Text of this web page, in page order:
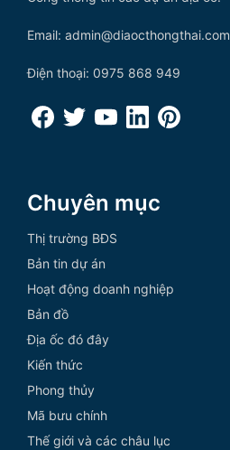
Email: admin@diaocthongthai.com
Điện thoại: 0975 868 949
Chuyên mục
Thị trường BĐS
Bản tin dự án
Hoạt động doanh nghiệp
Bản đồ
Địa ốc đó đây
Kiến thức
Phong thủy
Mã bưu chính
Thế giới và các châu lục